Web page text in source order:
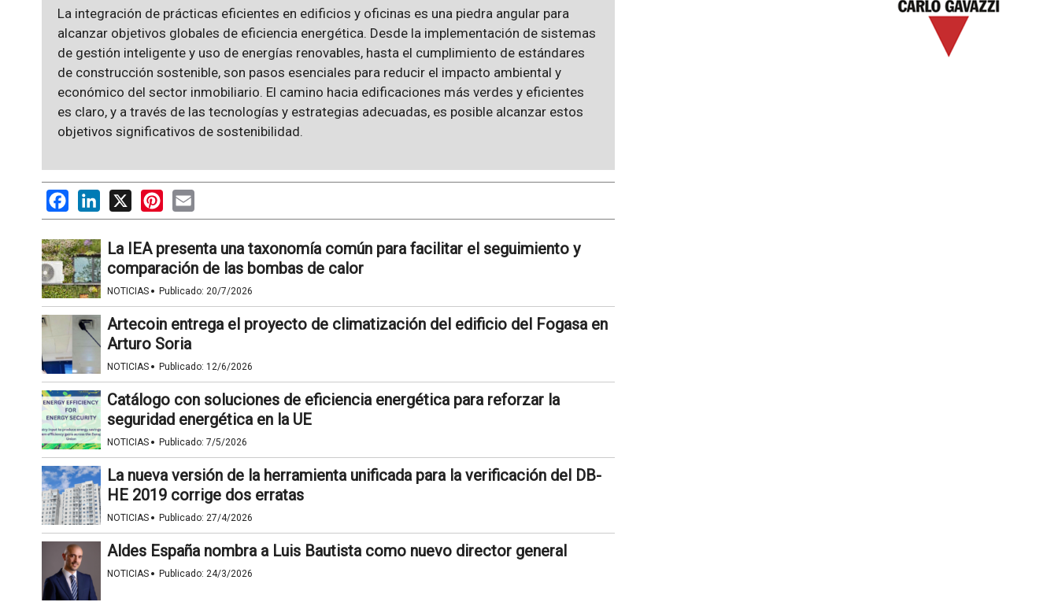
La integración de prácticas eficientes en edificios y oficinas es una piedra angular para
alcanzar objetivos globales de eficiencia energética. Desde la implementación de sistemas
de gestión inteligente y uso de energías renovables, hasta el cumplimiento de estándares
de construcción sostenible, son pasos esenciales para reducir el impacto ambiental y
económico del sector inmobiliario. El camino hacia edificaciones más verdes y eficientes
es claro, y a través de las tecnologías y estrategias adecuadas, es posible alcanzar estos
objetivos significativos de sostenibilidad.
FacebookLinkedIn
X PinterestEmail
La IEA presenta una taxonomía común para facilitar el seguimiento y
comparación de las bombas de calor
NOTICIAS · Publicado: 20/7/2026
Artecoin entrega el proyecto de climatización del edificio del Fogasa en
Arturo Soria
NOTICIAS · Publicado: 12/6/2026
Catálogo con soluciones de eficiencia energética para reforzar la
seguridad energética en la UE
NOTICIAS · Publicado: 7/5/2026
La nueva versión de la herramienta unificada para la verificación del DB-
HE 2019 corrige dos erratas
NOTICIAS · Publicado: 27/4/2026
Aldes España nombra a Luis Bautista como nuevo director general
NOTICIAS · Publicado: 24/3/2026